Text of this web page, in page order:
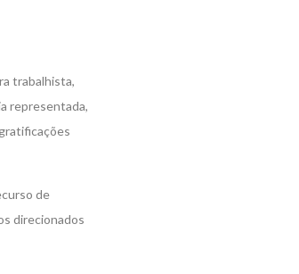
trabalhista,
representada,
de
direcionados